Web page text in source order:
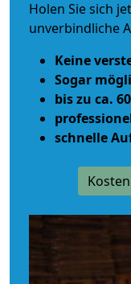
Holen Sie sich
unverbindliche
Keine
Sogar
bis zu ca.
schnelle